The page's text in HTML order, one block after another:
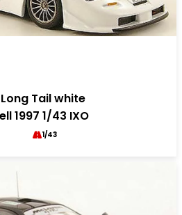
Long Tail white
1997 1/43 IXO
1/43